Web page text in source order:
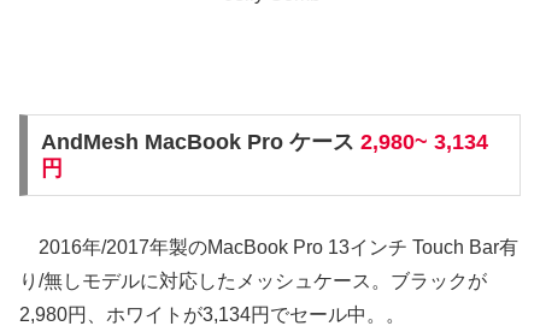
AndMesh MacBook Pro ケース 2,980~ 3,134
円
2016年/2017年製のMacBook Pro 13インチ Touch Bar有
り/無しモデルに対応したメッシュケース。ブラックが
2,980円、ホワイトが3,134円でセール中。。